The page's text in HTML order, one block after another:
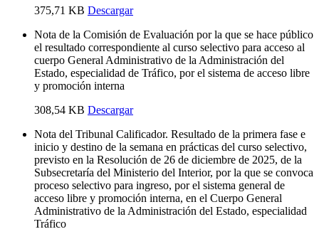
375,71 KB Descargar
Nota de la Comisión de Evaluación por la que se hace público
el resultado correspondiente al curso selectivo para acceso al
cuerpo General Administrativo de la Administración del
Estado, especialidad de Tráfico, por el sistema de acceso libre
y promoción interna
308,54 KB Descargar
Nota del Tribunal Calificador. Resultado de la primera fase e
inicio y destino de la semana en prácticas del curso selectivo,
previsto en la Resolución de 26 de diciembre de 2025, de la
Subsecretaría del Ministerio del Interior, por la que se convoca
proceso selectivo para ingreso, por el sistema general de
acceso libre y promoción interna, en el Cuerpo General
Administrativo de la Administración del Estado, especialidad
Tráfico